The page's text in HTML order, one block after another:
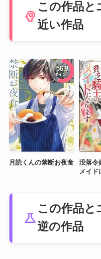
psychology
この作品と
近い作品
56.9
ポイント
月読くんの禁断お夜食
没落令
メイド
science
この作品と
逆の作品